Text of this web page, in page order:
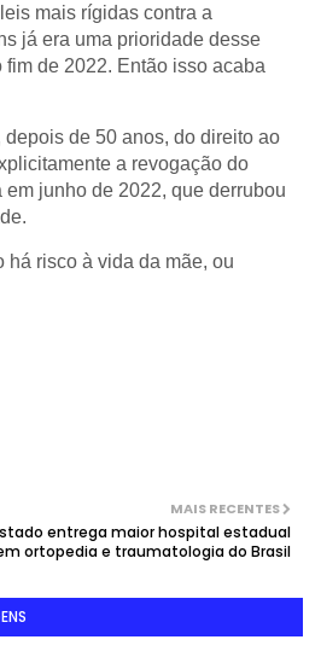
mais rígidas contra a
já era uma prioridade desse
de 2022. Então isso acaba
de 50 anos, do direito ao
a revogação do
junho de 2022, que derrubou
há risco à vida da mãe, ou
MAIS RECENTES
entrega maior hospital estadual
ortopedia e traumatologia do Brasil